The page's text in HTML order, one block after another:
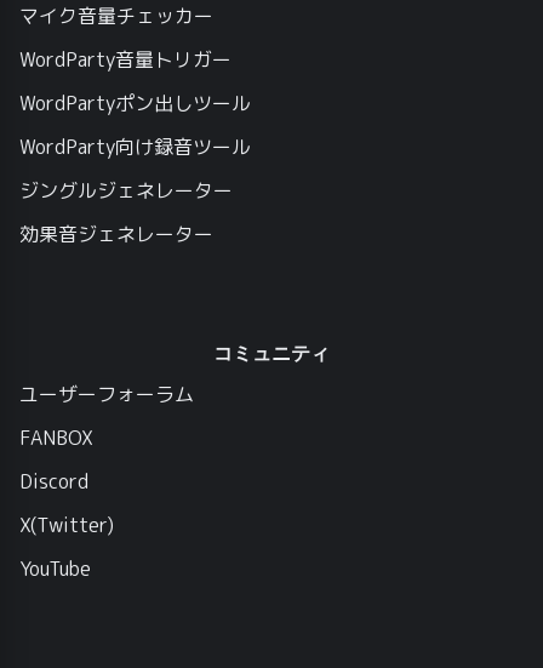
マイク音量チェッカー
WordParty音量トリガー
WordPartyポン出しツール
WordParty向け録音ツール
ジングルジェネレーター
効果音ジェネレーター
コミュニティ
ユーザーフォーラム
FANBOX
Discord
X(Twitter)
YouTube